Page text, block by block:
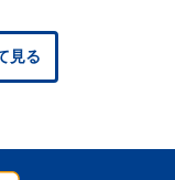
見る